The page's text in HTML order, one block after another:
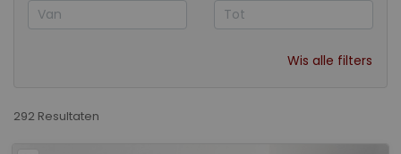
Wis alle filters
292 Resultaten